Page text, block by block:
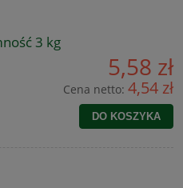
3 kg
5,58 zł
Cena netto: 4,54 zł
DO KOSZYKA